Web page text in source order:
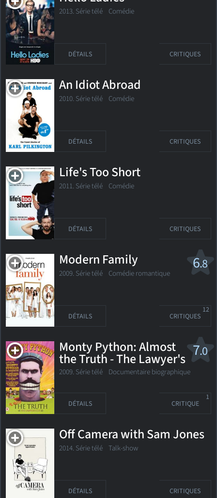
2013. Série télé Comédie
DÉTAILS CRITIQUES
An Idiot Abroad
2010. Série télé Comédie
DÉTAILS CRITIQUES
Life's Too Short
2011. Série télé Comédie
DÉTAILS CRITIQUES
6.8
Modern Family
2009. Série télé Comédie romantique
DÉTAILS CRITIQUES
12
7.0
Monty Python: Almost
the Truth - The Lawyer's
Cut
2009. Série télé Documentaire biographique
DÉTAILS CRITIQUE
1
Off Camera with Sam Jones
2014. Série télé Talk-show
DÉTAILS CRITIQUES